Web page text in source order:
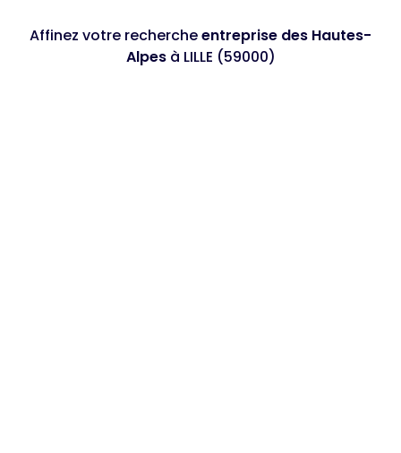
Affinez votre rechercheentreprise des Hautes-
Alpesà LILLE (59000)